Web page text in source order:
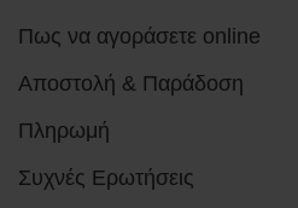
Πως να αγοράσετε online
Αποστολή & Παράδοση
Πληρωμή
Συχνές Ερωτήσεις